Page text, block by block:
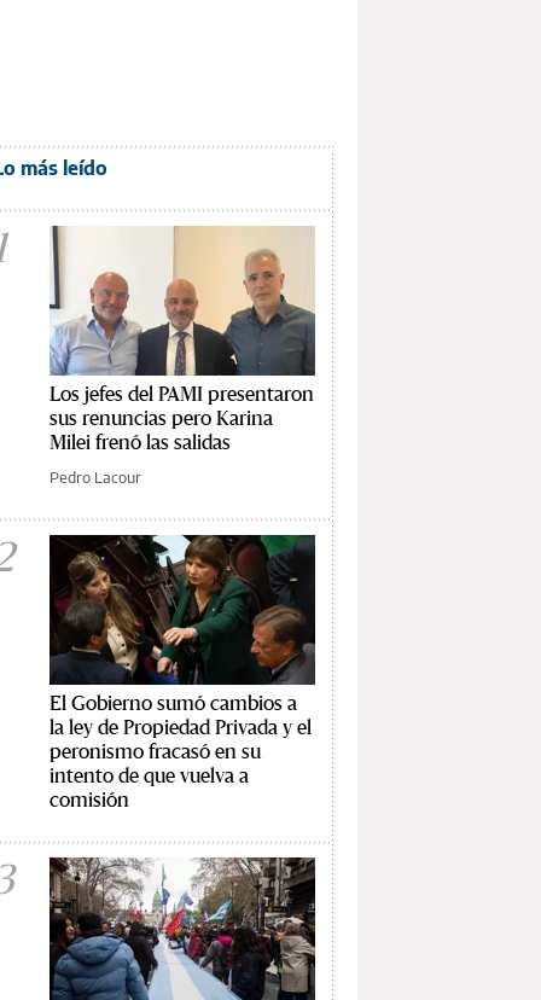
más leído
Los jefes del PAMI presentaron
sus renuncias pero Karina
Milei frenó las salidas
Pedro Lacour
El Gobierno sumó cambios a
la ley de Propiedad Privada y el
peronismo fracasó en su
intento de que vuelva a
comisión